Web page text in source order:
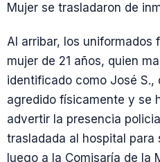
Mujer se trasladaron de
Al arribar, los uniformados
mujer de 21 años, quien
identificado como José S.,
agredido físicamente y se
advertir la presencia
trasladada al hospital
luego a la Comisaría de la